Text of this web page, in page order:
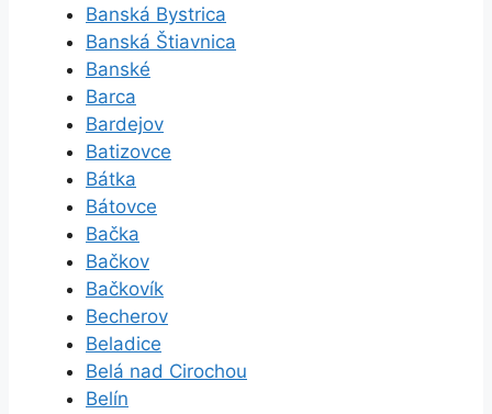
Banská Bystrica
Banská Štiavnica
Banské
Barca
Bardejov
Batizovce
Bátka
Bátovce
Bačka
Bačkov
Bačkovík
Becherov
Beladice
Belá nad Cirochou
Belín